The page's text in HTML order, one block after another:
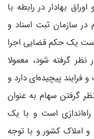
بهادار در رابطه با
در سازمان ثبت اسناد و
است یک حکم قضایی اجرا
نظر گرفته شود، معمولا
فرایند پیچیده‌ای دارد و
گرفتن سهام به عنوان
است و با یک
املاک کشور و با توجه